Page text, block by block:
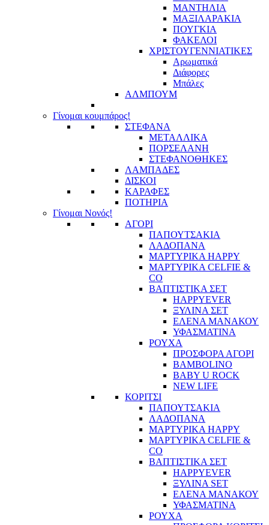
ΜΑΝΤΗΛΙΑ
ΜΑΞΙΛΑΡΑΚΙΑ
ΠΟΥΓΚΙΑ
ΦΑΚΕΛΟΙ
ΧΡΙΣΤΟΥΓΕΝΝΙΑΤΙΚΕΣ
Αρωματικά
Διάφορες
Μπάλες
ΑΛΜΠΟΥΜ
Γίνομαι κουμπάρος!
ΣΤΕΦΑΝΑ
ΜΕΤΑΛΛΙΚΑ
ΠΟΡΣΕΛΑΝΗ
ΣΤΕΦΑΝΟΘΗΚΕΣ
ΛΑΜΠΑΔΕΣ
ΔΙΣΚΟΙ
ΚΑΡΑΦΕΣ
ΠΟΤΗΡΙΑ
Γίνομαι Νονός!
ΑΓΟΡΙ
ΠΑΠΟΥΤΣΑΚΙΑ
ΛΑΔΟΠΑΝΑ
ΜΑΡΤΥΡΙΚΑ HAPPY
ΜΑΡΤΥΡΙΚΑ CELFIE &
CO
ΒΑΠΤΙΣΤΙΚΑ ΣΕΤ
HAPPYEVER
ΞΥΛΙΝΑ ΣΕΤ
ΕΛΕΝΑ ΜΑΝΑΚΟΥ
ΥΦΑΣΜΑΤΙΝΑ
ΡΟΥΧΑ
ΠΡΟΣΦΟΡΑ ΑΓΟΡΙ
BAMBOLINO
BABY U ROCK
NEW LIFE
ΚΟΡΙΤΣΙ
ΠΑΠΟΥΤΣΑΚΙΑ
ΛΑΔΟΠΑΝΑ
ΜΑΡΤΥΡΙΚΑ HAPPY
ΜΑΡΤΥΡΙΚΑ CELFIE &
CO
ΒΑΠΤΙΣΤΙΚΑ ΣΕΤ
HAPPYEVER
ΞΥΛΙΝΑ SET
ΕΛΕΝΑ ΜΑΝΑΚΟΥ
ΥΦΑΣΜΑΤΙΝΑ
ΡΟΥΧΑ